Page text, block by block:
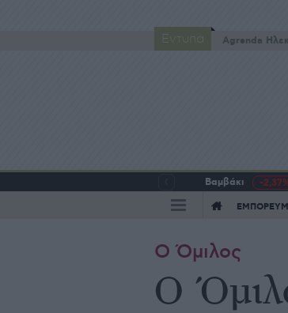
Έντυπα Agrenda
Βαμβάκι -
Ο Όμιλος
Ο